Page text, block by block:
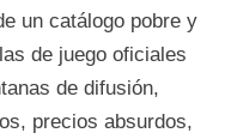
un catálogo pobre y
de juego oficiales
de difusión,
precios absurdos,